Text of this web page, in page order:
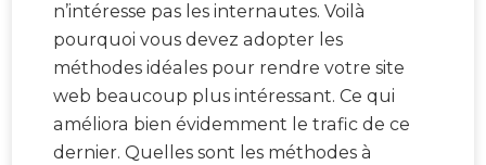
n’intéresse pas les internautes. Voilà
pourquoi vous devez adopter les
méthodes idéales pour rendre votre site
web beaucoup plus intéressant. Ce qui
améliora bien évidemment le trafic de ce
dernier. Quelles sont les méthodes à